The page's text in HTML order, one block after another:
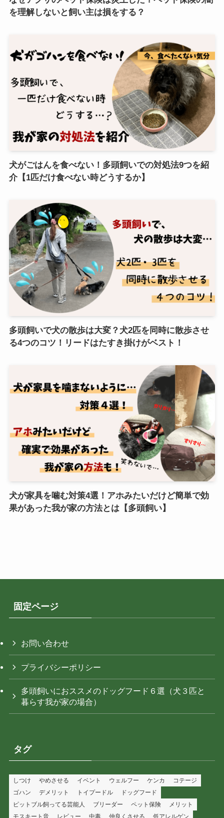
を理解しないと飼い主は損をする？
犬がごはんを食べない！多頭飼いでの対処法9つを紹
介【1匹だけ食べない時どうするか】
多頭飼いで犬の散歩は大変？犬2匹を同時に散歩させ
る4つのコツ！リードはたすき掛けがベスト！
犬が家具を噛む対策4選！アホみたいだけど簡単で効
果があった我が家の方法とは【多頭飼い】
固定ページ
お問い合わせ
プライバシーポリシー
多頭飼いにおススメのドッグフード６選（犬３匹と
暮らす我が家の場合）
タグ
しつけ やめさせる イベント ウェルフー ケンカ
コテージ
ゴハン
デメリット トイプードル
ドッグフード
ピットブル飼ってる芸能人
ブリーダー ペット保険
メリット
モスキート音
レビュー 中毒 仲良くさせる 低アレルゲン